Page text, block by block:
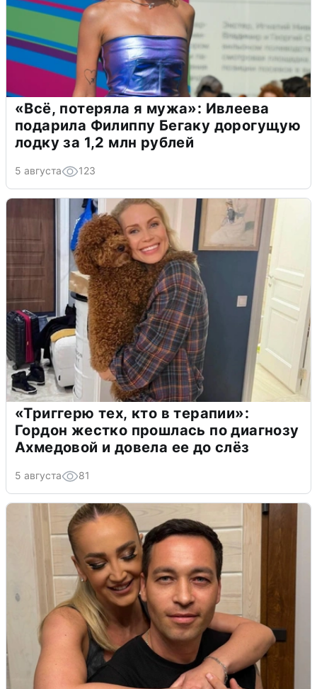
«Всё, потеряла я мужа»: Ивлеева
подарила Филиппу Бегаку дорогущую
лодку за 1,2 млн рублей
5 августа 123
«Триггерю тех, кто в терапии»:
Гордон жестко прошлась по диагнозу
Ахмедовой и довела ее до слёз
5 августа 81